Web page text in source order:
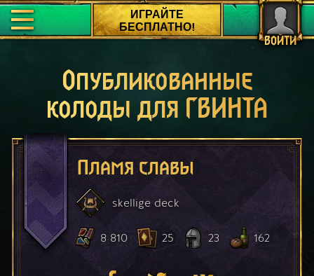
ВОЙТИ
ИГРАЙТЕ
БЕСПЛАТНО!
Опубликованные
колоды для ГВИНТА
Пламя славы
skellige deck
8 810 25 23 162